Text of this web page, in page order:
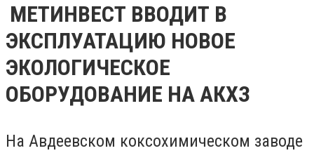
МЕТИНВЕСТ ВВОДИТ В
ЭКСПЛУАТАЦИЮ НОВОЕ
ЭКОЛОГИЧЕСКОЕ
ОБОРУДОВАНИЕ НА АКХЗ
На Авдеевском коксохимическом заводе